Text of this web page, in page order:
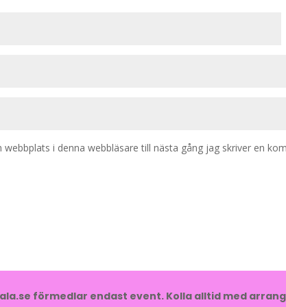
i denna webbläsare till nästa gång jag skriver en
förmedlar endast event. Kolla alltid med